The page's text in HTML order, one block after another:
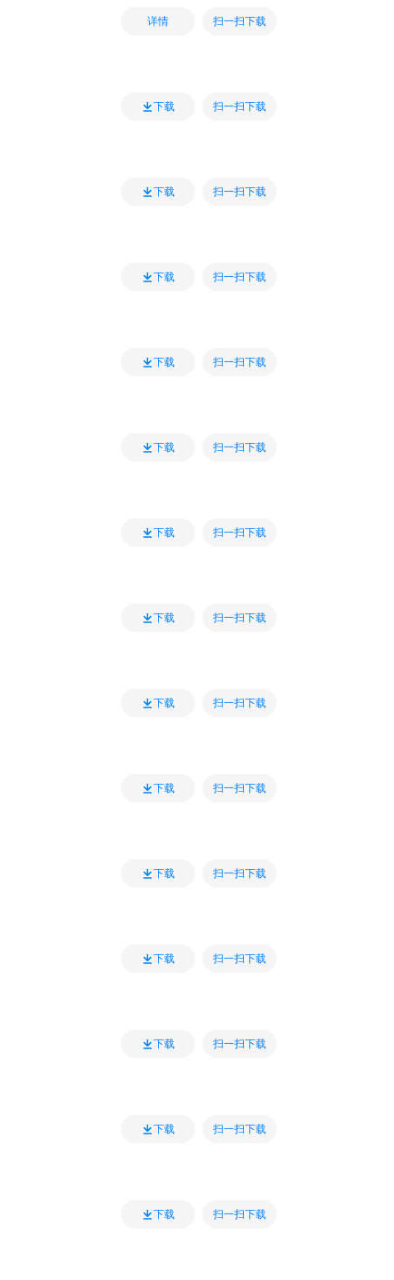
详情 扫一扫下载
下载 扫一扫下载
下载 扫一扫下载
下载 扫一扫下载
下载 扫一扫下载
下载 扫一扫下载
下载 扫一扫下载
下载 扫一扫下载
下载 扫一扫下载
下载 扫一扫下载
下载 扫一扫下载
下载 扫一扫下载
下载 扫一扫下载
下载 扫一扫下载
下载 扫一扫下载